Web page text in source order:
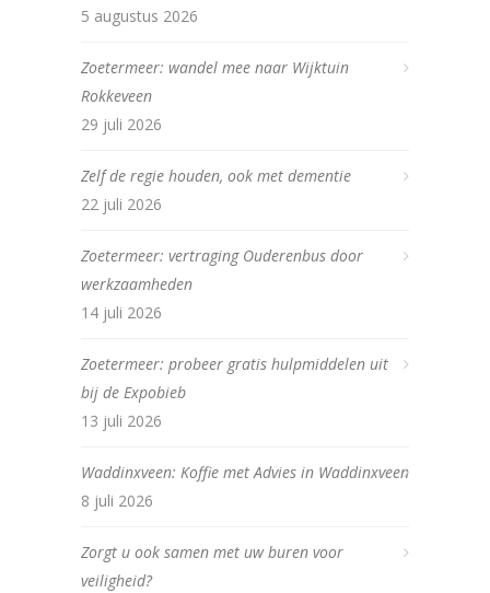
5 augustus 2026
Zoetermeer: wandel mee naar Wijktuin
Rokkeveen
29 juli 2026
Zelf de regie houden, ook met dementie
22 juli 2026
Zoetermeer: vertraging Ouderenbus door
werkzaamheden
14 juli 2026
Zoetermeer: probeer gratis hulpmiddelen uit
bij de Expobieb
13 juli 2026
Waddinxveen: Koffie met Advies in Waddinxveen
8 juli 2026
Zorgt u ook samen met uw buren voor
veiligheid?